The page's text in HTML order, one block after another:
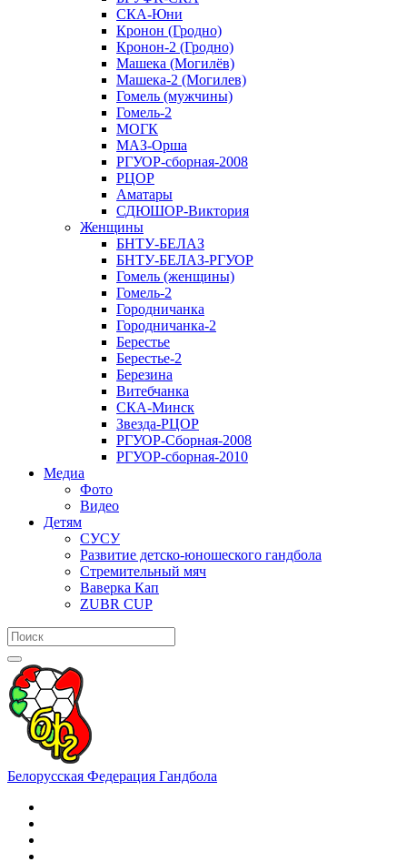
СКА-Юни
Кронон (Гродно)
Кронон-2 (Гродно)
Машека (Могилёв)
Машека-2 (Могилев)
Гомель (мужчины)
Гомель-2
МОГК
МАЗ-Орша
РГУОР-сборная-2008
РЦОР
Аматары
СДЮШОР-Виктория
Женщины
БНТУ-БЕЛАЗ
БНТУ-БЕЛАЗ-РГУОР
Гомель (женщины)
Гомель-2
Городничанка
Городничанка-2
Берестье
Берестье-2
Березина
Витебчанка
СКА-Минск
Звезда-РЦОР
РГУОР-Сборная-2008
РГУОР-сборная-2010
Медиа
Фото
Видео
Детям
СУСУ
Развитие детско-юношеского гандбола
Стремительный мяч
Ваверка Кап
ZUBR CUP
Белорусская Федерация Гандбола